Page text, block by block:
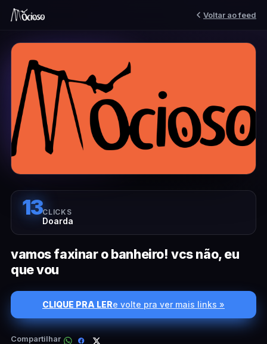
Voltar ao feed
13CLICKS
Doarda
vamos faxinar o banheiro! vcs não, eu
que vou
CLIQUE PRA LERe volte pra ver mais links »
Compartilhar